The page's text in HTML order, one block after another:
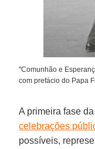
"Comunhão e
com prefácio do Papa
A primeira fase
celebrações
possíveis,